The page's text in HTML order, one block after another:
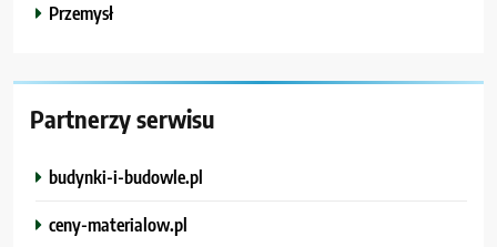
Przemysł
Partnerzy serwisu
budynki-i-budowle.pl
ceny-materialow.pl